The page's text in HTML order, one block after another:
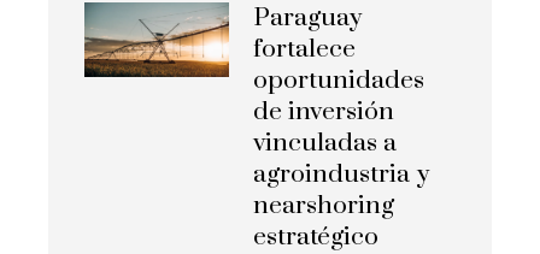
Paraguay
fortalece
oportunidades
de inversión
vinculadas a
agroindustria y
nearshoring
estratégico